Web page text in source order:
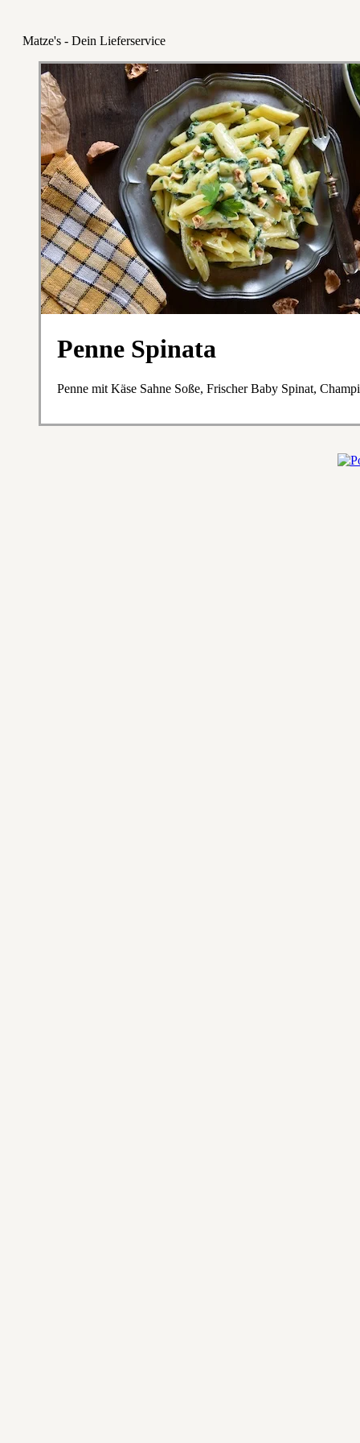
Matze's - Dein Lieferservice
Penne Spinata
Penne mit Käse Sahne Soße, Frischer Baby Spinat,